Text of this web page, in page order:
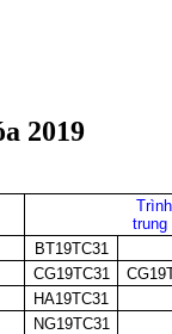
2019
trung
BT19TC31
CG19TC31
HA19TC31
NG19TC31